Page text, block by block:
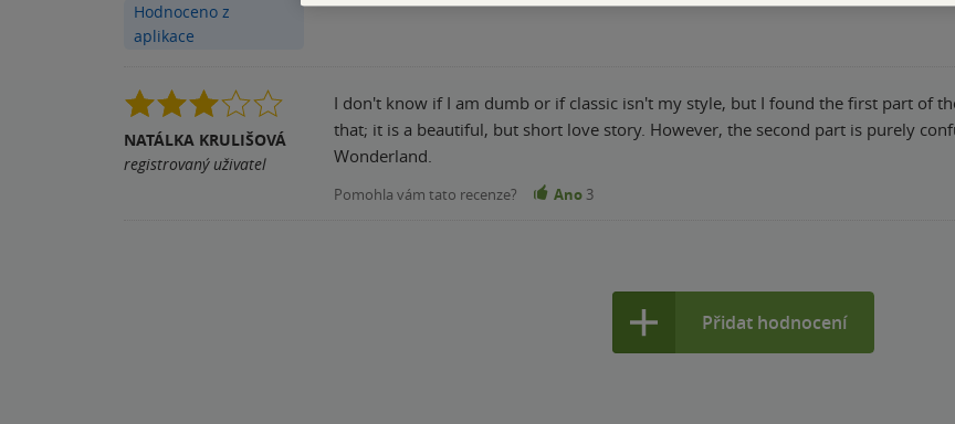
Hodnoceno z
aplikace
NATÁLKA KRULIŠOVÁ
registrovaný uživatel
I don't know if I am dumb or if classic isn't my style, but I found the first part of
that; it is a beautiful, but short love story. However, the second part is purely confusing. Felt like I was reading a 20-page Alice in
Wonderland.
Pomohla vám tato recenze? Ano 3
Přidat hodnocení